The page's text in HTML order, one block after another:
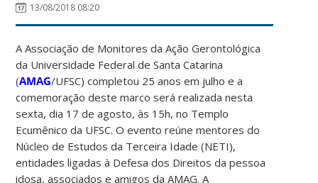
13/08/2018 08:20
A Associação de Monitores da Ação Gerontológica
da Universidade Federal deSanta Catarina
(AMAG/UFSC) completou 25 anos em julho e a
comemoração deste marco será realizada nesta
sexta, dia 17 de agosto, às 15h, no Templo
Ecumênico da UFSC. O evento reúne mentores do
Núcleo de Estudos da Terceira Idade (NETI),
entidades ligadas à Defesa dos Direitos da pessoa
idosa, associados e amigos da AMAG. A